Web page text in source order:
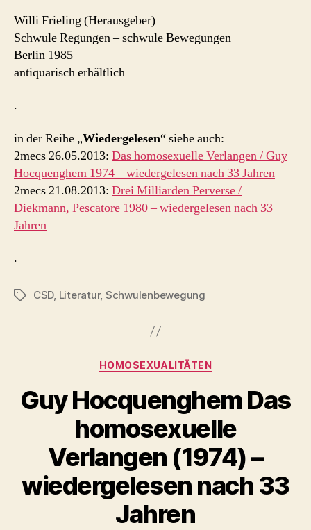
Willi Frieling (Herausgeber)
Schwule Regungen – schwule Bewegungen
Berlin 1985
antiquarisch erhältlich
.
in der Reihe „Wiedergelesen“ siehe auch:
2mecs 26.05.2013: Das homosexuelle Verlangen / Guy
Hocquenghem 1974 – wiedergelesen nach 33 Jahren
2mecs 21.08.2013: Drei Milliarden Perverse /
Diekmann, Pescatore 1980 – wiedergelesen nach 33
Jahren
.
Schlagwörter
CSD, Literatur, Schwulenbewegung
Kategorien
HOMOSEXUALITÄTEN
Guy Hocquenghem Das
homosexuelle
Verlangen (1974) –
wiedergelesen nach 33
Jahren